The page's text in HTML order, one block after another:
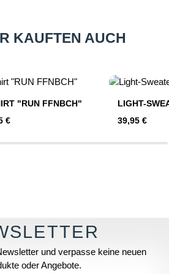
KAUFTEN AUCH
"RUN FFNBCH"
Preis:
€
LIGHT-
Regulärer
39,95 €
und verpasse keine neuen
oder Angebote.